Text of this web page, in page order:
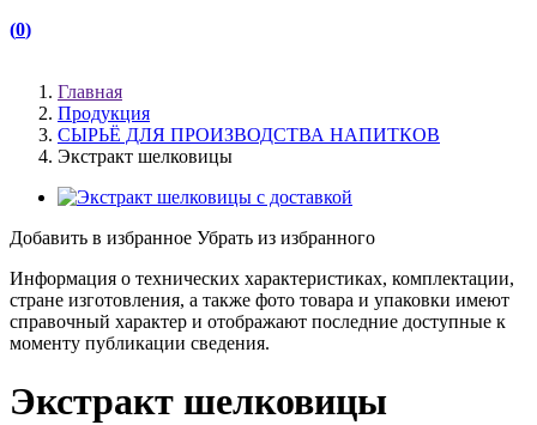
(0)
Главная
Продукция
СЫРЬЁ ДЛЯ ПРОИЗВОДСТВА НАПИТКОВ
Экстракт шелковицы
Добавить в избранное Убрать из избранного
Информация о технических характеристиках, комплектации,
стране изготовления, а также фото товара и упаковки имеют
справочный характер и отображают последние доступные к
моменту публикации сведения.
Экстракт шелковицы